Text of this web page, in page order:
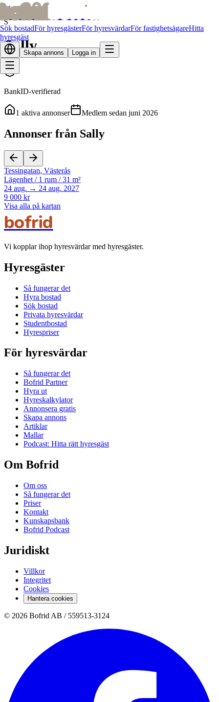
bofridbofrid
Sök bostadFör hyresgästerFör hyresvärdarFör fastighetsägareHitta
hyresgäst
Skapa annons Logga in
Alla hyresvärdar
S
Sally
BankID-verifierad
1 aktiva annonser Medlem sedan juni 2026
Annonser från Sally
Tessingatan, Västerås
Lägenhet / 1 rum /31 m²
24 aug. → 24 aug. 2027
9 000 kr
Visa alla på kartan
bofrid
Vi kopplar ihop hyresvärdar med hyresgäster.
Hyresgäster
Så fungerar det
Hyra bostad
Sök bostad
Privata hyresvärdar
Studentbostad
Hyrespriser
För hyresvärdar
Så fungerar det
Bofrid Partner
Hyra ut
Hyreskalkylator
Annonsera gratis
Skapa annons
Artiklar
Mallar
Podcast: Hitta rätt hyresgäst
Om Bofrid
Om oss
Så fungerar det
Priser
Kontakt
Kunskapsbank
Bofrid Podcast
Juridiskt
Villkor
Integritet
Cookies
Hantera cookies
© 2026 Bofrid AB / 559513-3124